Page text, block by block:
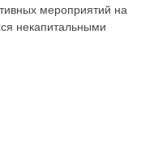
мероприятий на
некапитальными